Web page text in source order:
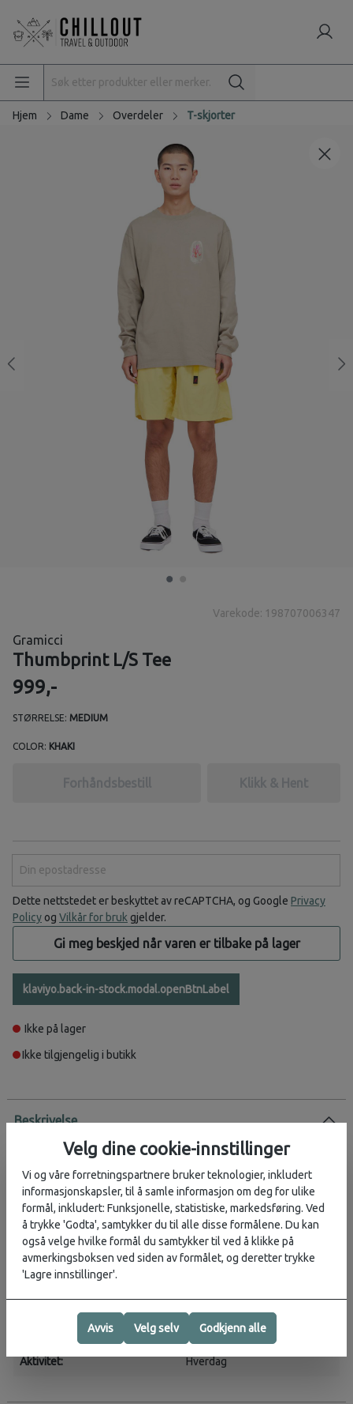
Hjem Dame Overdeler T-skjorter
Varekode: 198707006347
Gramicci
Thumbprint L/S Tee
999,-
STØRRELSE: MEDIUM
COLOR: KHAKI
Forhåndsbestill Klikk & Hent
Dette nettstedet er beskyttet av reCAPTCHA, og Google Privacy
Policy og Vilkår for bruk gjelder.
Gi meg beskjed når varen er tilbake på lager
klaviyo.back-in-stock.modal.openBtnLabel
Ikke på lager
Ikke tilgjengelig i butikk
Beskrivelse
100 % økologisk bomull
Mellomvekts jersey-stoff
Normal passform
Modellen er 173 cm og bruker størrelse UK L
En langermet versjon av den velprøvde t-skjorten i økologisk
bomull. Laget av mellomvekts bomullsjersey, er dette den
sommerdag med shorts som under flere lag om vinteren. Grafikken
er også ganske stilig, om vi får si det selv.
Aktivitet: Hverdag
Velg dine cookie-innstillinger
Vi og våre forretningspartnere bruker teknologier, inkludert
informasjonskapsler, til å samle informasjon om deg for ulike
formål, inkludert: Funksjonelle, statistiske, markedsføring. Ved
å trykke 'Godta', samtykker du til alle disse formålene. Du kan
også velge hvilke formål du samtykker til ved å klikke på
avmerkingsboksen ved siden av formålet, og deretter trykke
'Lagre innstillinger'.
Avvis Velg selv Godkjenn alle